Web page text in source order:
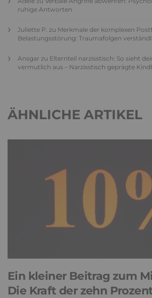
ruhige Antworten
Juliette P. zu Merkmale der komplexen
Belastungsstörung: Traumafolgen
Ansgar zu Elternteil narzisstisch: So sieht
vermutlich aus – Narzisstisch geprägte
ÄHNLICHE ARTIKEL
Ein kleiner Beitrag zum
Die Kraft der zehn Prozent